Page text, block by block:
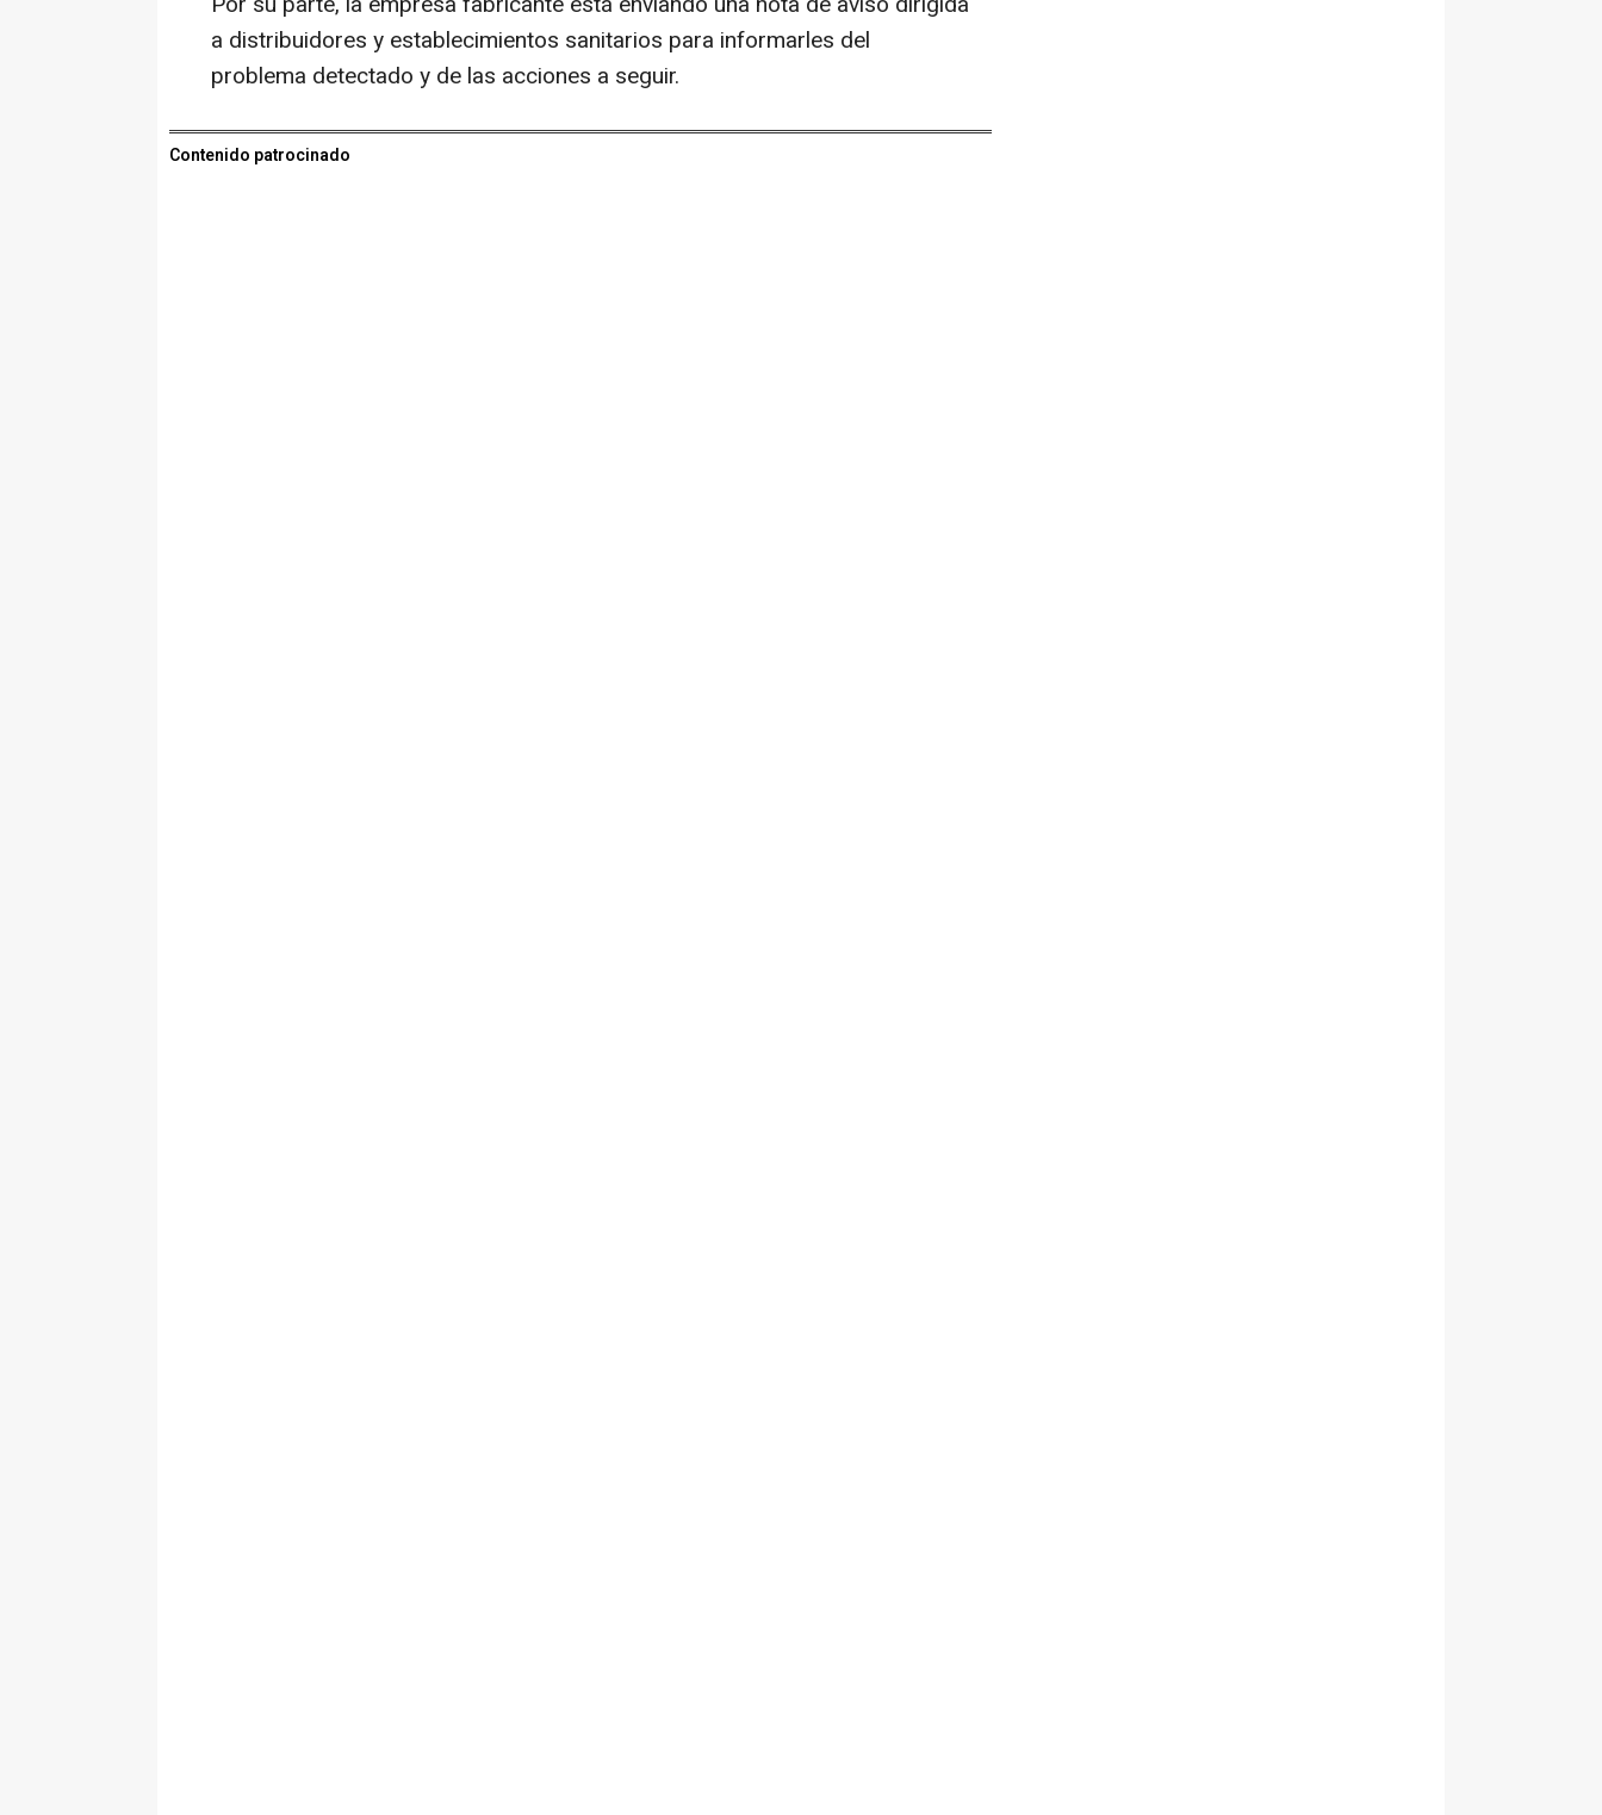
a distribuidores y establecimientos sanitarios para informarles del
problema detectado y de las acciones a seguir.
Contenido patrocinado